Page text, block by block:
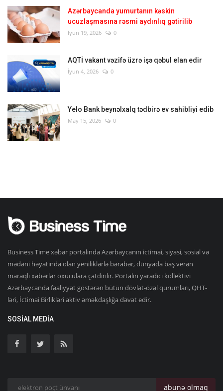
Azərbaycanda yumurtanın kəskin
ucuzlaşmasına rəsmi aydınlıq gətirilib
İyun 19, 2026 0
AQTİ vakant vəzifə üzrə işə qəbul elan edir
İyun 4, 2026 0
Yelo Bank beynəlxalq tədbirə ev sahibliyi edib
May 15, 2026 0
Business Time xəbər portalında Azərbaycanın ictimai, siyasi, sosial və
mədəni həyatında olan yeniliklərlə bərabər, dünyada baş verən
maraqlı xəbərlər oxuculara çatdırılır. Portalın yaradıcı kollektivi
Azərbaycanda fəaliyyət göstərən bütün dövlət-özəl qurumları, QHT-
ləri, İctimai Birlikləri aktiv əməkdaşlığa dəvət edir.
SOSIAL MEDIA
abunə olmaq